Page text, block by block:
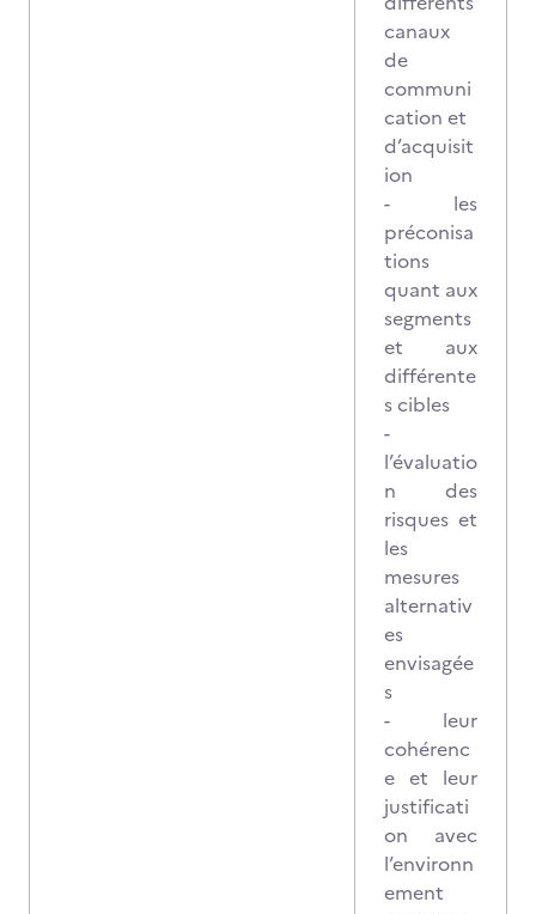
canaux
de
communi
cation et
d’acquisit
ion
- les
préconisa
tions
quant aux
segments
et aux
différente
s cibles
-
l’évaluatio
n des
risques et
les
mesures
alternativ
es
envisagée
s
- leur
cohérenc
e et leur
justificati
on avec
l’environn
ement